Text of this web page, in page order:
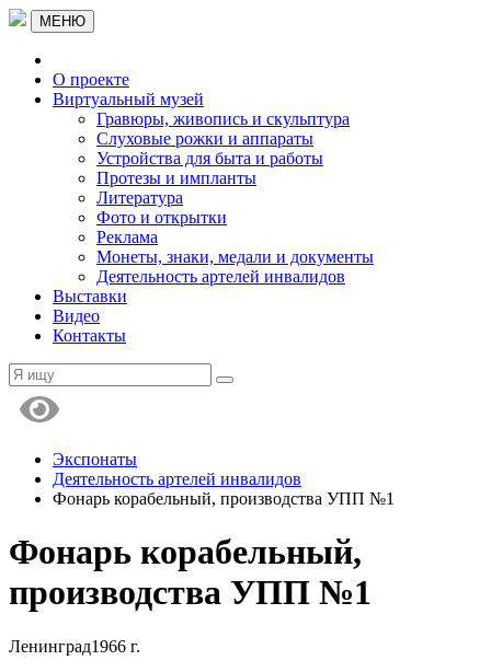
МЕНЮ
О проекте
Виртуальный музей
Гравюры, живопись и скульптура
Слуховые рожки и аппараты
Устройства для быта и работы
Протезы и импланты
Литература
Фото и открытки
Реклама
Монеты, знаки, медали и документы
Деятельность артелей инвалидов
Выставки
Видео
Контакты
Экспонаты
Деятельность артелей инвалидов
Фонарь корабельный, производства УПП №1
Фонарь корабельный,
производства УПП №1
Ленинград1966 г.